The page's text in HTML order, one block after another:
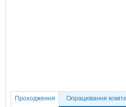
Проходження Опрацювання